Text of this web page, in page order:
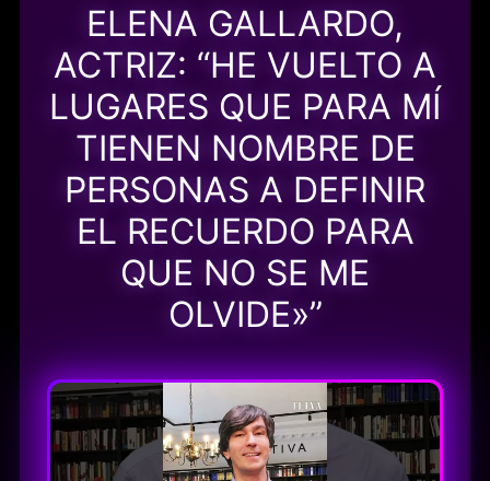
ELENA GALLARDO,
ACTRIZ: “HE VUELTO A
LUGARES QUE PARA MÍ
TIENEN NOMBRE DE
PERSONAS A DEFINIR
EL RECUERDO PARA
QUE NO SE ME
OLVIDE»”